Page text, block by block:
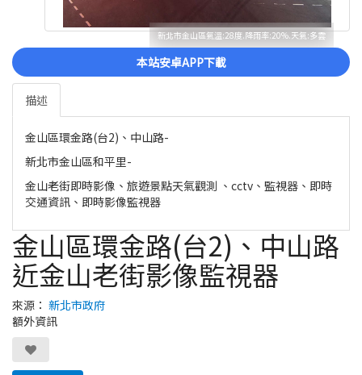
新北市金山區氣溫:28度.降雨率:20%.天氣:多雲
本站安卓APP下載
描述
金山區環金路(台2)、中山路-
新北市金山區和平里-
金山老街即時影像、旅遊景點天氣觀測 、cctv、監視器、即時
交通資訊、即時影像監視器
金山區環金路(台2)、中山路
近金山老街影像監視器
來源： 新北市政府
額外資訊